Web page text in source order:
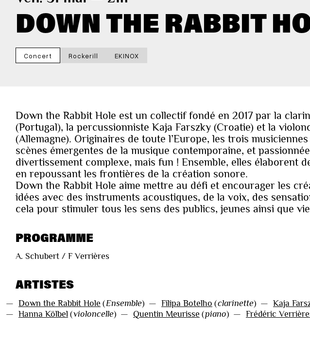
DOWN THE RABBIT
Concert Rockerill EKINOX
Down the Rabbit Hole est un collectif fondé en 2017 par la
(Portugal), la percussionniste Kaja Farszky (Croatie) et la
(Allemagne). Originaires de toute l’Europe, les trois
scènes émergentes de la musique contemporaine, et
divertissement complexe, mais fun ! Ensemble, elles élaborent
en repoussant les frontières de la création sonore.
Down the Rabbit Hole aime mettre au défi et encourager les
idées avec des instruments acoustiques, de la voix, des
cela pour stimuler tous les sens des publics, jeunes ainsi que
PROGRAMME
A. Schubert / F Verrières
ARTISTES
— Down the Rabbit Hole (Ensemble) — Filipa Botelho (clarinette) — Kaja
— Hanna Kölbel (violoncelle) — Quentin Meurisse (piano) — Frédéric